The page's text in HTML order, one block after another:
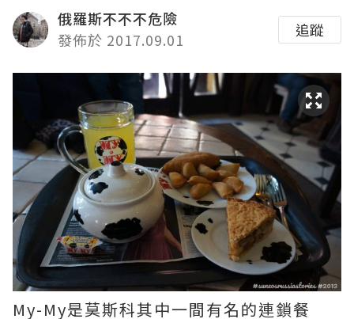
俄羅斯不不不危險
發佈於 2017.09.01
追蹤
Му-Му是莫斯科其中一間有名的連鎖餐